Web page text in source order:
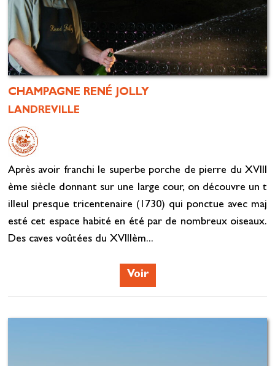
CHAMPAGNE RENÉ JOLLY
LANDREVILLE
Après avoir franchi le superbe porche de pierre du XVIII
ème siècle donnant sur une large cour, on découvre un t
illeul presque tricentenaire (1730) qui ponctue avec maj
esté cet espace habité en été par de nombreux oiseaux.
Des caves voûtées du XVIIIèm...
Voir